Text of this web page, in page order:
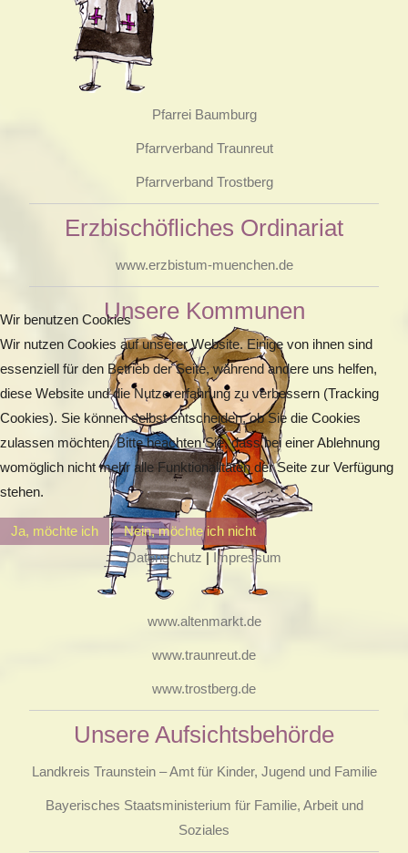
Pfarrei Baumburg
Pfarrverband Traunreut
Pfarrverband Trostberg
Erzbischöfliches Ordinariat
www.erzbistum-muenchen.de
Unsere Kommunen
www.altenmarkt.de
www.traunreut.de
www.trostberg.de
Unsere Aufsichtsbehörde
Landkreis Traunstein – Amt für Kinder, Jugend und Familie
Bayerisches Staatsministerium für Familie, Arbeit und
Soziales
Wir benutzen Cookies
Wir nutzen Cookies auf unserer Website. Einige von ihnen sind
essenziell für den Betrieb der Seite, während andere uns helfen,
diese Website und die Nutzererfahrung zu verbessern (Tracking
Cookies). Sie können selbst entscheiden, ob Sie die Cookies
zulassen möchten. Bitte beachten Sie, dass bei einer Ablehnung
womöglich nicht mehr alle Funktionalitäten der Seite zur Verfügung
stehen.
Ja, möchte ich
Nein, möchte ich nicht
Datenschutz | Impressum